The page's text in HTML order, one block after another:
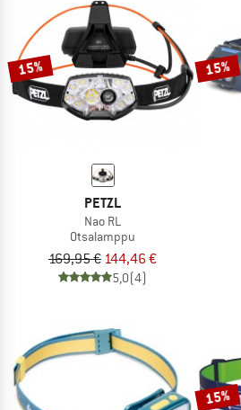
15%
PETZL
Nao RL
Otsalamppu
169,95 € 144,46 €
5,0(4)
15%
15%